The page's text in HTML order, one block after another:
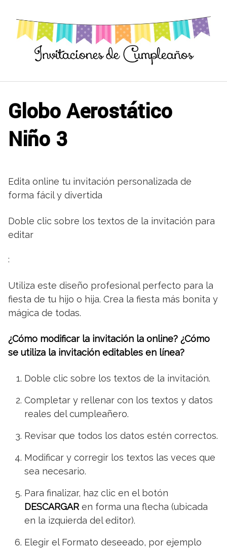
contenido
Globo Aerostático
Niño 3
Edita online tu invitación personalizada de
forma fácil y divertida
Doble clic sobre los textos de la invitación para
editar
:
Utiliza este diseño profesional perfecto para la
fiesta de tu hijo o hija. Crea la fiesta más bonita y
mágica de todas.
¿Cómo modificar la invitación la online? ¿Cómo
se utiliza la invitación editables en línea?
Doble clic sobre los textos de la invitación.
Completar y rellenar con los textos y datos
reales del cumpleañero.
Revisar que todos los datos estén correctos.
Modificar y corregir los textos las veces que
sea necesario.
Para finalizar, haz clic en el botón
DESCARGAR en forma una flecha (ubicada
en la izquierda del editor).
Elegir el Formato deseeado, por ejemplo